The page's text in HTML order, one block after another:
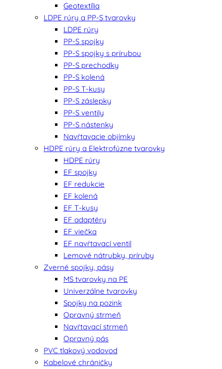
Geotextília
LDPE rúry a PP-S tvarovky
LDPE rúry
PP-S spojky
PP-S spojky s prírubou
PP-S prechodky
PP-S kolená
PP-S T-kusy
PP-S záslepky
PP-S ventily
PP-S nástenky
Navŕtavacie objímky
HDPE rúry a Elektrofúzne tvarovky
HDPE rúry
EF spojky
EF redukcie
EF kolená
EF T-kusy
EF adaptéry
EF viečka
EF navŕtavací ventil
Lemové nátrubky, príruby
Zverné spojky, pásy
MS tvarovky na PE
Univerzálne tvarovky
Spojky na pozink
Opravný strmeň
Navŕtavací strmeň
Opravný pás
PVC tlakový vodovod
Kabelové chráničky